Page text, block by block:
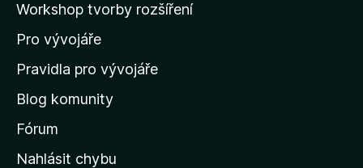
d
o
m
v
s
k
Workshop tvorby rozšíření
Pro vývojáře
Pravidla pro vývojáře
Blog komunity
Fórum
Nahlásit chybu